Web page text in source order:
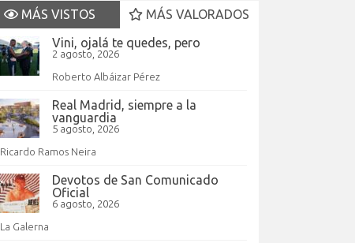
MÁS VISTOS
MÁS VALORADOS
Vini, ojalá te quedes, pero
2 agosto, 2026
Roberto Albáizar Pérez
Real Madrid, siempre a la
vanguardia
5 agosto, 2026
Ricardo Ramos Neira
Devotos de San Comunicado
Oficial
6 agosto, 2026
La Galerna